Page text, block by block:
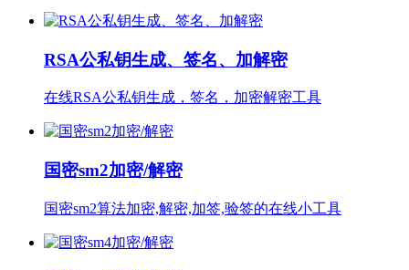
RSA公私钥生成、签名、加解密
在线RSA公私钥生成，签名，加密解密工具
国密sm2加密/解密
国密sm2算法加密,解密,加签,验签的在线小工具